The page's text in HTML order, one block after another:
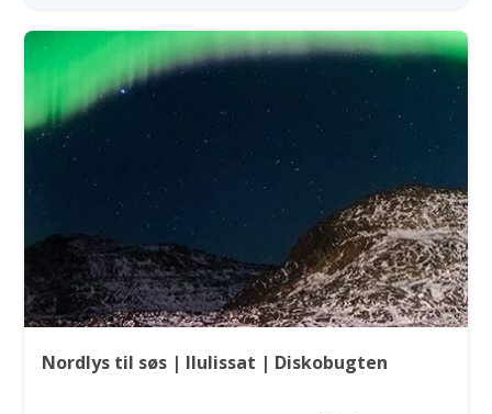
Nordlys til søs | Ilulissat | Diskobugten